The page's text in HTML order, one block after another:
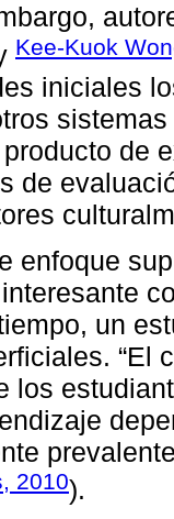
Kee-Kuok
iniciales
de
de
enfoque
un
“El
los
2010).